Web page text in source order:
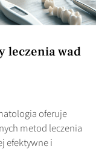
leczenia wad
oferuje
metod leczenia
efektywne i